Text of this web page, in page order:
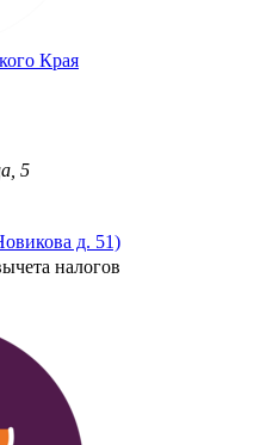
Края
5
д. 51)
налогов